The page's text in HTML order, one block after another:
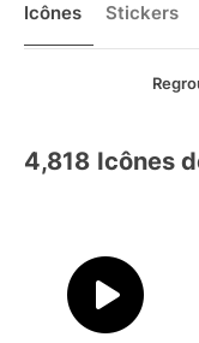
Icônes Stickers
4,818 Icônes